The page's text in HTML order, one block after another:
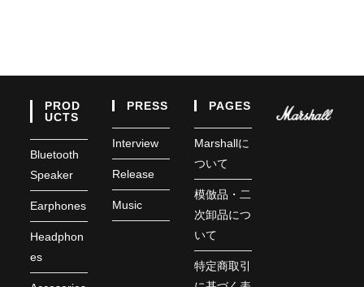
PROD
UCTS
Bluetooth
Speaker
Earphones
Headphon
es
PRESS
Interview
Release
Music
PAGES
Marshallに
ついて
模倣品・二
次卸品につ
いて
特定商取引